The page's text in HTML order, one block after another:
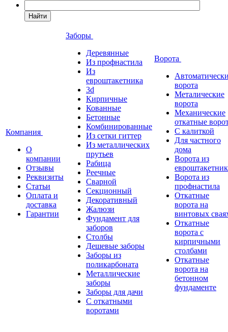
Найти
Компания
О
компании
Отзывы
Реквизиты
Статьи
Оплата и
доставка
Гарантии
Заборы
Деревянные
Из профнастила
Из
евроштакетника
3d
Кирпичные
Кованные
Бетонные
Комбинированные
Из сетки гиттер
Из металлических
прутьев
Рабица
Реечные
Сварной
Секционный
Декоративный
Жалюзи
Фундамент для
заборов
Столбы
Дешевые заборы
Заборы из
поликарбоната
Металлические
заборы
Заборы для дачи
С откатными
воротами
Ворота
ворота
Металические
ворота
Механические
откатные
С калиткой
Для частного
дома
Ворота из
Ворота из
профнастила
Откатные
ворота на
винтовых
Откатные
ворота с
кирпичными
столбами
Откатные
ворота на
бетонном
фундаменте